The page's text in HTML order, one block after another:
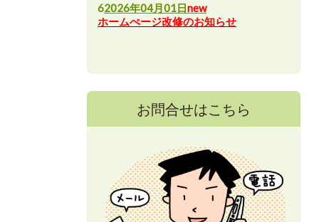
62026年04月01日new
ホームぺージ改修のお知らせ
お問合せはこちら